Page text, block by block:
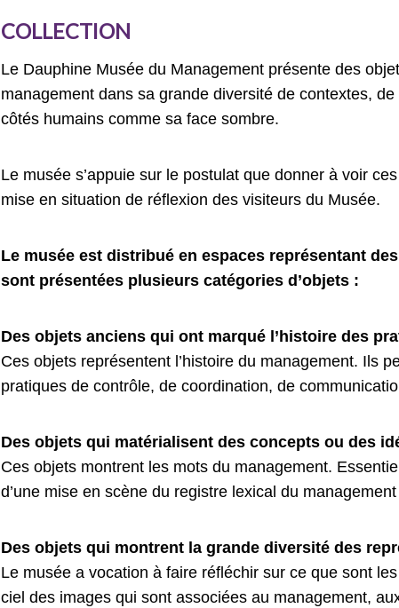
COLLECTION
Le Dauphine Musée du Management présente des
management dans sa grande diversité de contextes,
côtés humains comme sa face sombre.
Le musée s’appuie sur le postulat que donner à voir
mise en situation de réflexion des visiteurs du Musée.
Le musée est distribué en espaces représentant
sont présentées plusieurs catégories d’objets :
Des objets anciens qui ont marqué l’histoire des
Ces objets représentent l’histoire du management. Ils
pratiques de contrôle, de coordination, de
Des objets qui matérialisent des concepts ou des
Ces objets montrent les mots du management.
d’une mise en scène du registre lexical du
Des objets qui montrent la grande diversité des
Le musée a vocation à faire réfléchir sur ce que sont
ciel des images qui sont associées au management,